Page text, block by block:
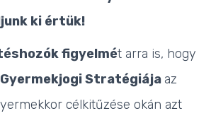
ki értük!
figyelmét arra is, hogy
Gyermekjogi Stratégiája az
célkitűzése okán azt